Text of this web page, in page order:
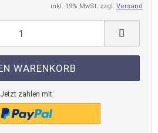
inkl. 19% MwSt. zzgl. Versand
Jetzt zahlen mit